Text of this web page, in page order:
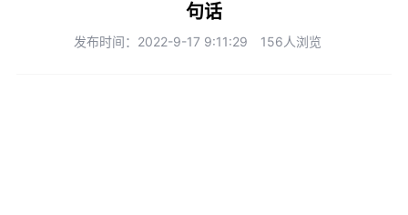
句话
发布时间：2022-9-17 9:11:29 156人浏览